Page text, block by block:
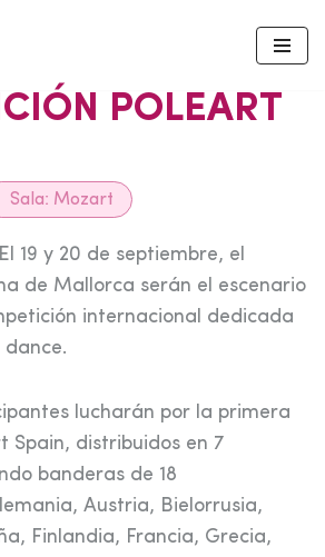
POLEART
Sala: Mozart
19 y 20 de septiembre, el
de Mallorca serán el escenario
internacional dedicada
dance.
lucharán por la primera
Spain, distribuidos en 7
banderas de 18
Austria, Bielorrusia,
Finlandia, Francia, Grecia,